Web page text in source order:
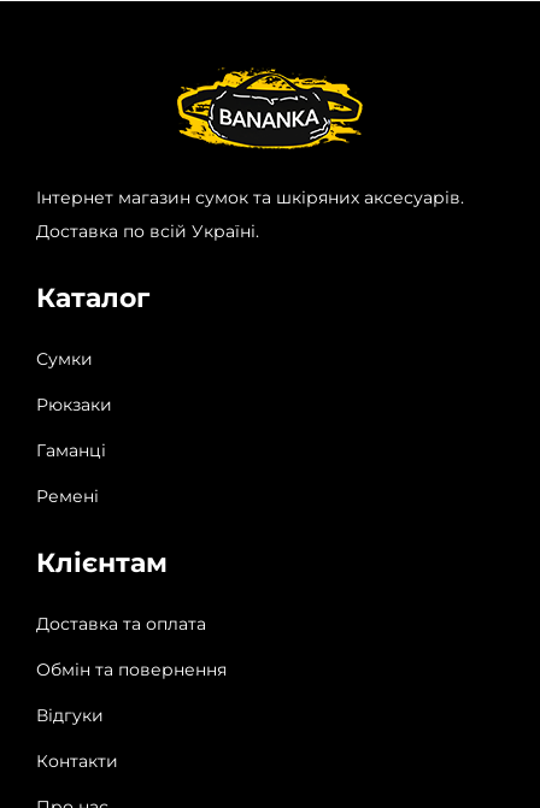
Інтернет магазин сумок та шкіряних аксесуарів.
Доставка по всій Україні.
Каталог
Сумки
Рюкзаки
Гаманці
Ремені
Клієнтам
Доставка та оплата
Обмін та повернення
Відгуки
Контакти